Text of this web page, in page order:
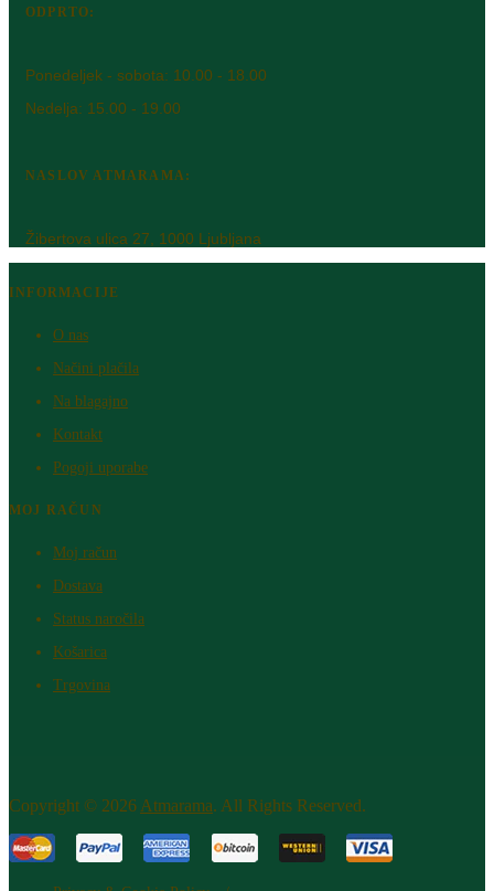
ODPRTO:
Ponedeljek - sobota: 10.00 - 18.00
Nedelja: 15.00 - 19.00
NASLOV ATMARAMA:
Žibertova ulica 27, 1000 Ljubljana
INFORMACIJE
O nas
Načini plačila
Na blagajno
Kontakt
Pogoji uporabe
MOJ RAČUN
Moj račun
Dostava
Status naročila
Košarica
Trgovina
Copyright © 2026 Atm​arama. All Rights Reserved.